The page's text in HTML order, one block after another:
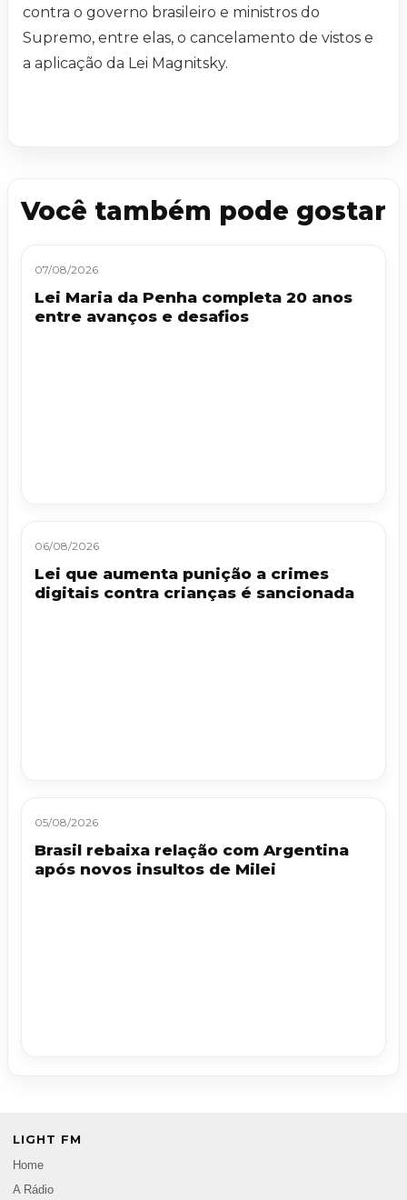
contra o governo brasileiro e ministros do
Supremo, entre elas, o cancelamento de vistos e
a aplicação da Lei Magnitsky.
Você também pode gostar
07/08/2026
Lei Maria da Penha completa 20 anos
entre avanços e desafios
06/08/2026
Lei que aumenta punição a crimes
digitais contra crianças é sancionada
05/08/2026
Brasil rebaixa relação com Argentina
após novos insultos de Milei
LIGHT FM
Home
A Rádio